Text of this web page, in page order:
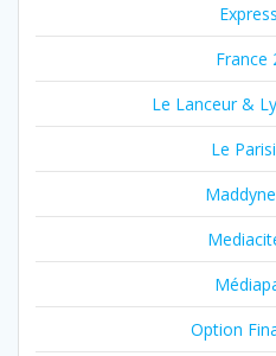
Express
France
Le Lanceur &
Le
Option